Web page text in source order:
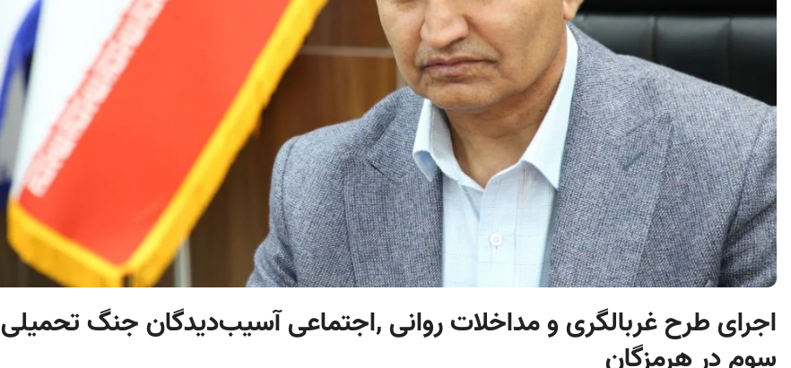
اجرای طرح غربالگری و مداخلات روانی ,اجتماعی آسیب‌دیدگان جنگ تحمیلی
سوم در هرمزگان